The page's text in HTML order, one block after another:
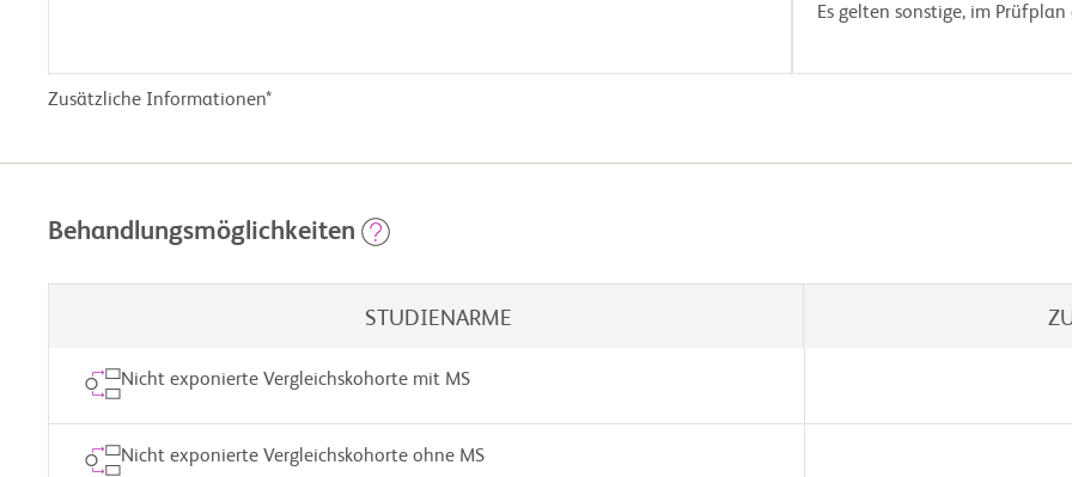
Es gelten sonstige, im
Zusätzliche Informationen*
Behandlungsmöglichkeiten
STUDIENARME
Nicht exponierte Vergleichskohorte mit MS
Nicht exponierte Vergleichskohorte ohne MS